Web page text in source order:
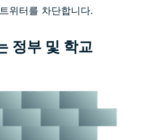
위터를 차단합니다.
정부 및 학교